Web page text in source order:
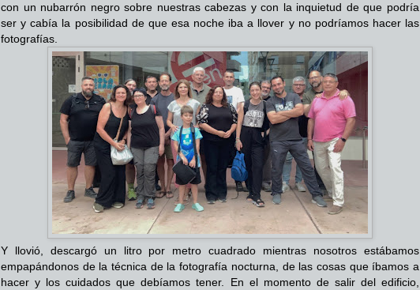
con un nubarrón negro sobre nuestras cabezas y con la inquietud de que podría
ser y cabía la posibilidad de que esa noche iba a llover y no podríamos hacer las
fotografías.
Y llovió, descargó un litro por metro cuadrado mientras nosotros estábamos
empapándonos de la técnica de la fotografía nocturna, de las cosas que íbamos a
hacer y los cuidados que debíamos tener. En el momento de salir del edificio,